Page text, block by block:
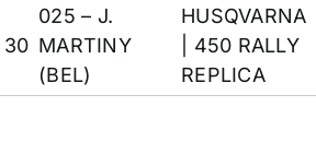
30
025 – J.
MARTINY
(BEL)
HUSQVARNA
| 450 RALLY
REPLICA